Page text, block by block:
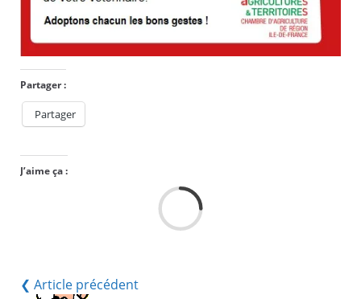
Partager :
Partager
J’aime ça :
❮ Article précédent